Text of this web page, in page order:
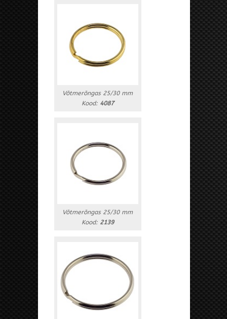
Võtmerõngas 25/30 mm
Kood: 4087
Võtmerõngas 25/30 mm
Kood: 2139